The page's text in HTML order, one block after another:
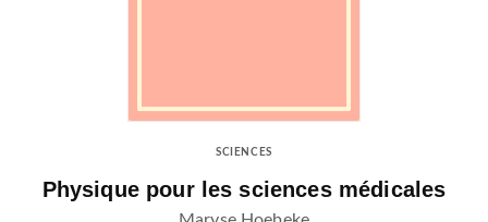
SCIENCES
Physique pour les sciences médicales